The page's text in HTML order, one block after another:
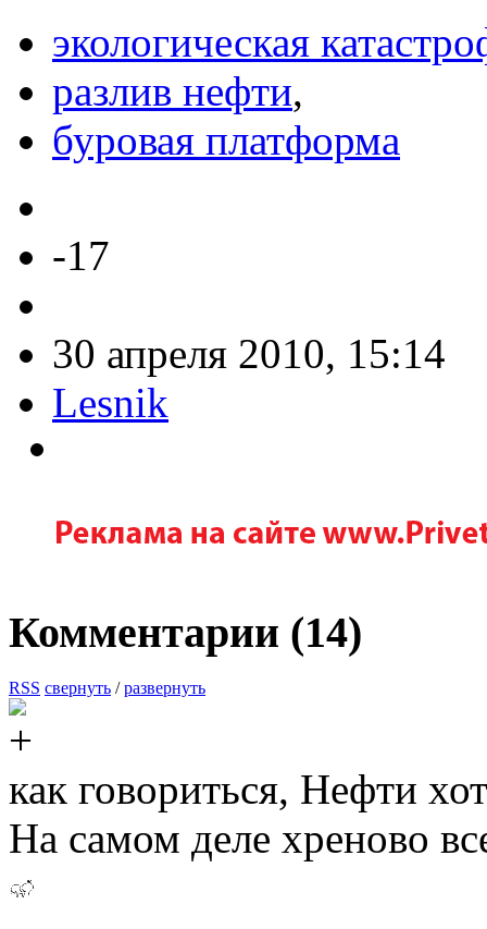
экологическая
разлив нефти,
буровая платформа
-17
30 апреля 2010, 15:14
Lesnik
Комментарии (14)
RSS свернуть /развернуть
как говориться, Нефти
На самом деле хреново